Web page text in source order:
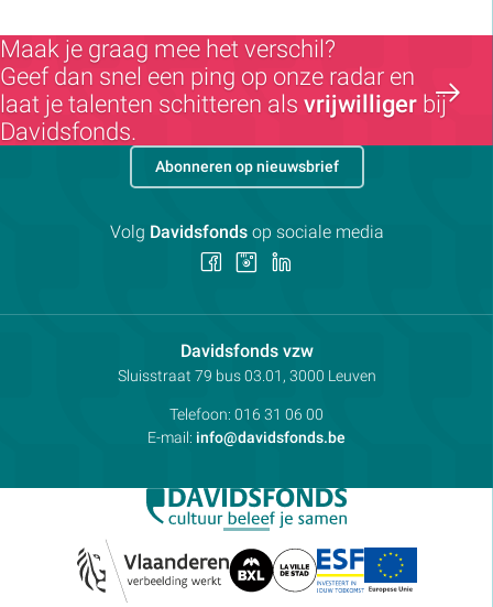
Maak je graag mee het verschil?
Geef dan snel een ping op onze radar en
laat je talenten schitteren als vrijwilliger bij
Davidsfonds.
Davidsfonds vzwContactpersoon:
Adres:
Sluisstraat 79 bus 03.01, 3000 Leuven
Telefoon: 016 31 06 00
E-mail: info@davidsfonds.be
Abonneren op nieuwsbrief
Volg Davidsfondsop sociale media
Volg Volg